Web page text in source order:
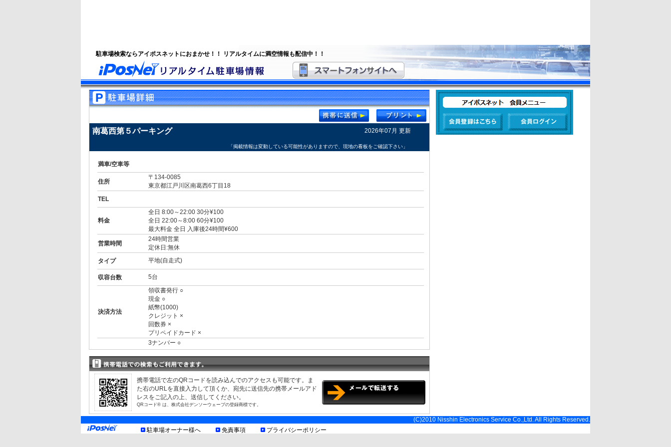
駐車場検索ならアイポスネットにおまかせ！！ リアルタイムに満空情報も配信中！！
南葛西第５パーキング 2026年07月 更新
「掲載情報は変動している可能性がありますので、現地の看板をご確認下さい」
満車/空車等
住所
〒134-0085
東京都江戸川区南葛西6丁目18
TEL
料金
全日 8:00～22:00 30分¥100
全日 22:00～8:00 60分¥100
最大料金 全日 入庫後24時間¥600
営業時間
24時間営業
定休日:無休
タイプ
平地(自走式)
収容台数 5台
決済方法
領収書発行 ○
現金 ○
紙幣(1000)
クレジット ×
回数券 ×
プリペイドカード ×
制限事項
3ナンバー ○
RV ○
1BOX ○
外車 ○
お知らせ
携帯電話で左のQRコードを読み込んでのアクセスも可能です。ま
た右のURLを直接入力して頂くか、宛先に送信先の携帯メールアド
レスをご記入の上、送信してください。
QRコード® は、株式会社デンソーウェーブの登録商標です。
(C)2010 Nisshin Electronics Service Co.,Ltd. All Rights Reserved.
駐車場オーナー様へ
免責事項 プライバシーポリシー